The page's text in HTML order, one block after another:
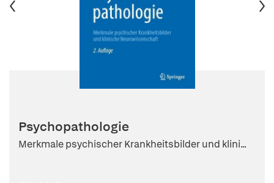
Psychopathologie
Merkmale psychischer Krankheitsbilder und klini...